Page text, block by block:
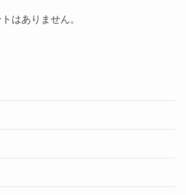
はありません。